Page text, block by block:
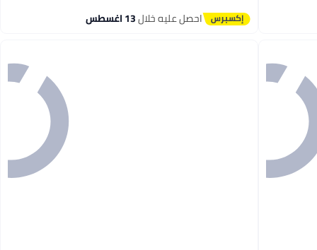
احصل عليه خلال13 اغسطس